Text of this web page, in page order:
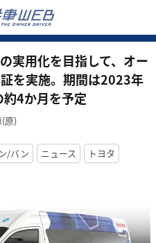
実用化を目指して、オー
を実施。期間は2023年
4か月を予定
原)
/バン ニュース
トヨタ